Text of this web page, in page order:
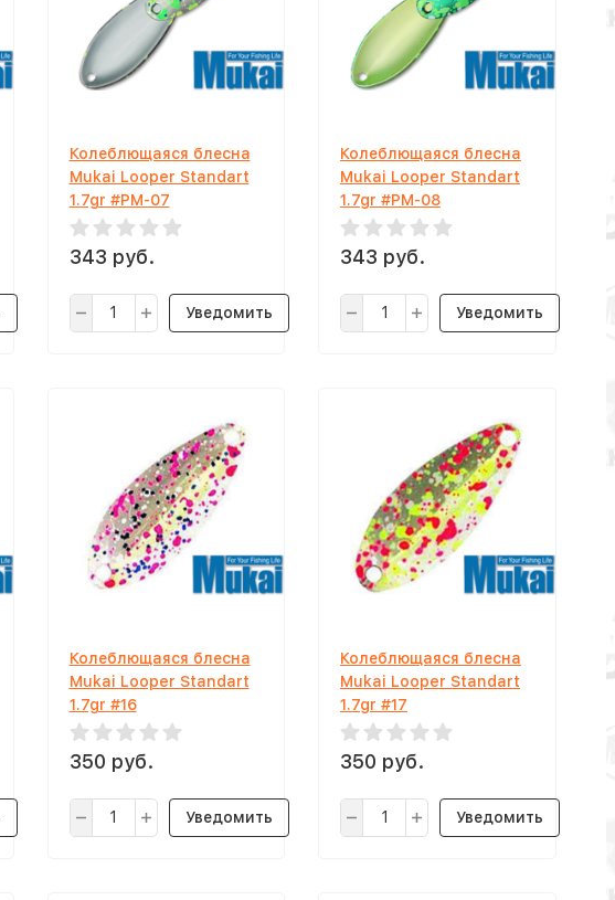
Колеблющаяся блесна
Mukai Looper Standart
1.7gr #PM-07
343 руб.
Уведомить
Колеблющаяся блесна
Mukai Looper Standart
1.7gr #PM-08
343 руб.
Уведомить
Колеблющаяся блесна
Mukai Looper Standart
1.7gr #16
350 руб.
Уведомить
Колеблющаяся блесна
Mukai Looper Standart
1.7gr #17
350 руб.
Уведомить